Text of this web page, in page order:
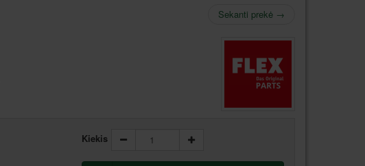
Sekanti prekė →
Kiekis